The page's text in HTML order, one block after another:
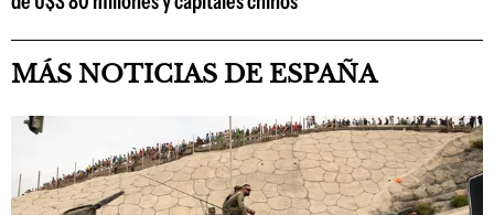
MÁS NOTICIAS DE ESPAÑA